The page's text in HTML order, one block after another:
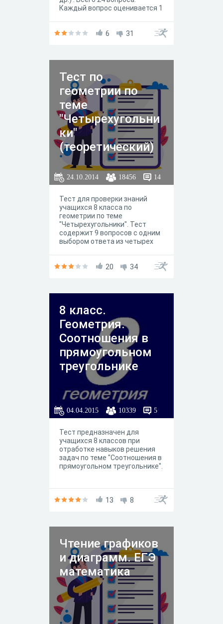
Каждый вопрос оценивается 1
можно набрать 48 баллов. По
количество правильных и
ответов. После прохождения
теста можно просмотреть,
какие ответы были
правильными.
6 31
Тест по
геометрии по
теме
"Четырехугольни
ки"
(теоретический)
для 8 класса
24.10.2014 18456 14
Тест для проверки знаний
учащихся 8 класса по
геометрии по теме
"Четырехугольники". Тест
содержит 9 вопросов с одним
выбором ответа из четырех
ограничено.
20 34
8 класс.
Геометрия.
Соотношения в
прямоугольном
треугольнике
04.04.2015 10339 5
Тест предназначен для
учащихся 8 классов при
отработке навыков решения
задач по теме "Соотношения в
прямоугольном треугольнике".
13 8
Чтение графиков
и диаграмм. ЕГЭ
математика